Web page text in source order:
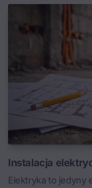
Instalacja
Elektryka to jedyny